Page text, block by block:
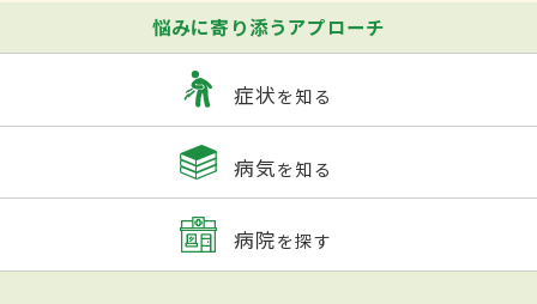
悩みに寄り添うアプローチ
症状を知る
病気を知る
病院を探す